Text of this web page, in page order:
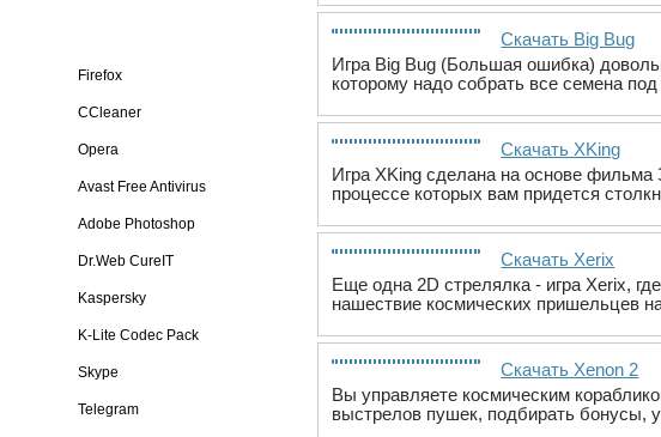
Firefox
CCleaner
Opera
Avast Free Antivirus
Adobe Photoshop
Dr.Web CureIT
Kaspersky
K-Lite Codec Pack
Skype
Telegram
Скачать Big Bug
Игра Big Bug (Большая ошибка)
которому надо собрать все семена
Скачать XKing
Игра XKing сделана на основе
процессе которых вам придется
Скачать Xerix
Еще одна 2D стрелялка - игра Xerix,
нашествие космических пришельцев
Скачать Xenon 2
Вы управляете космическим
выстрелов пушек, подбирать бонусы,